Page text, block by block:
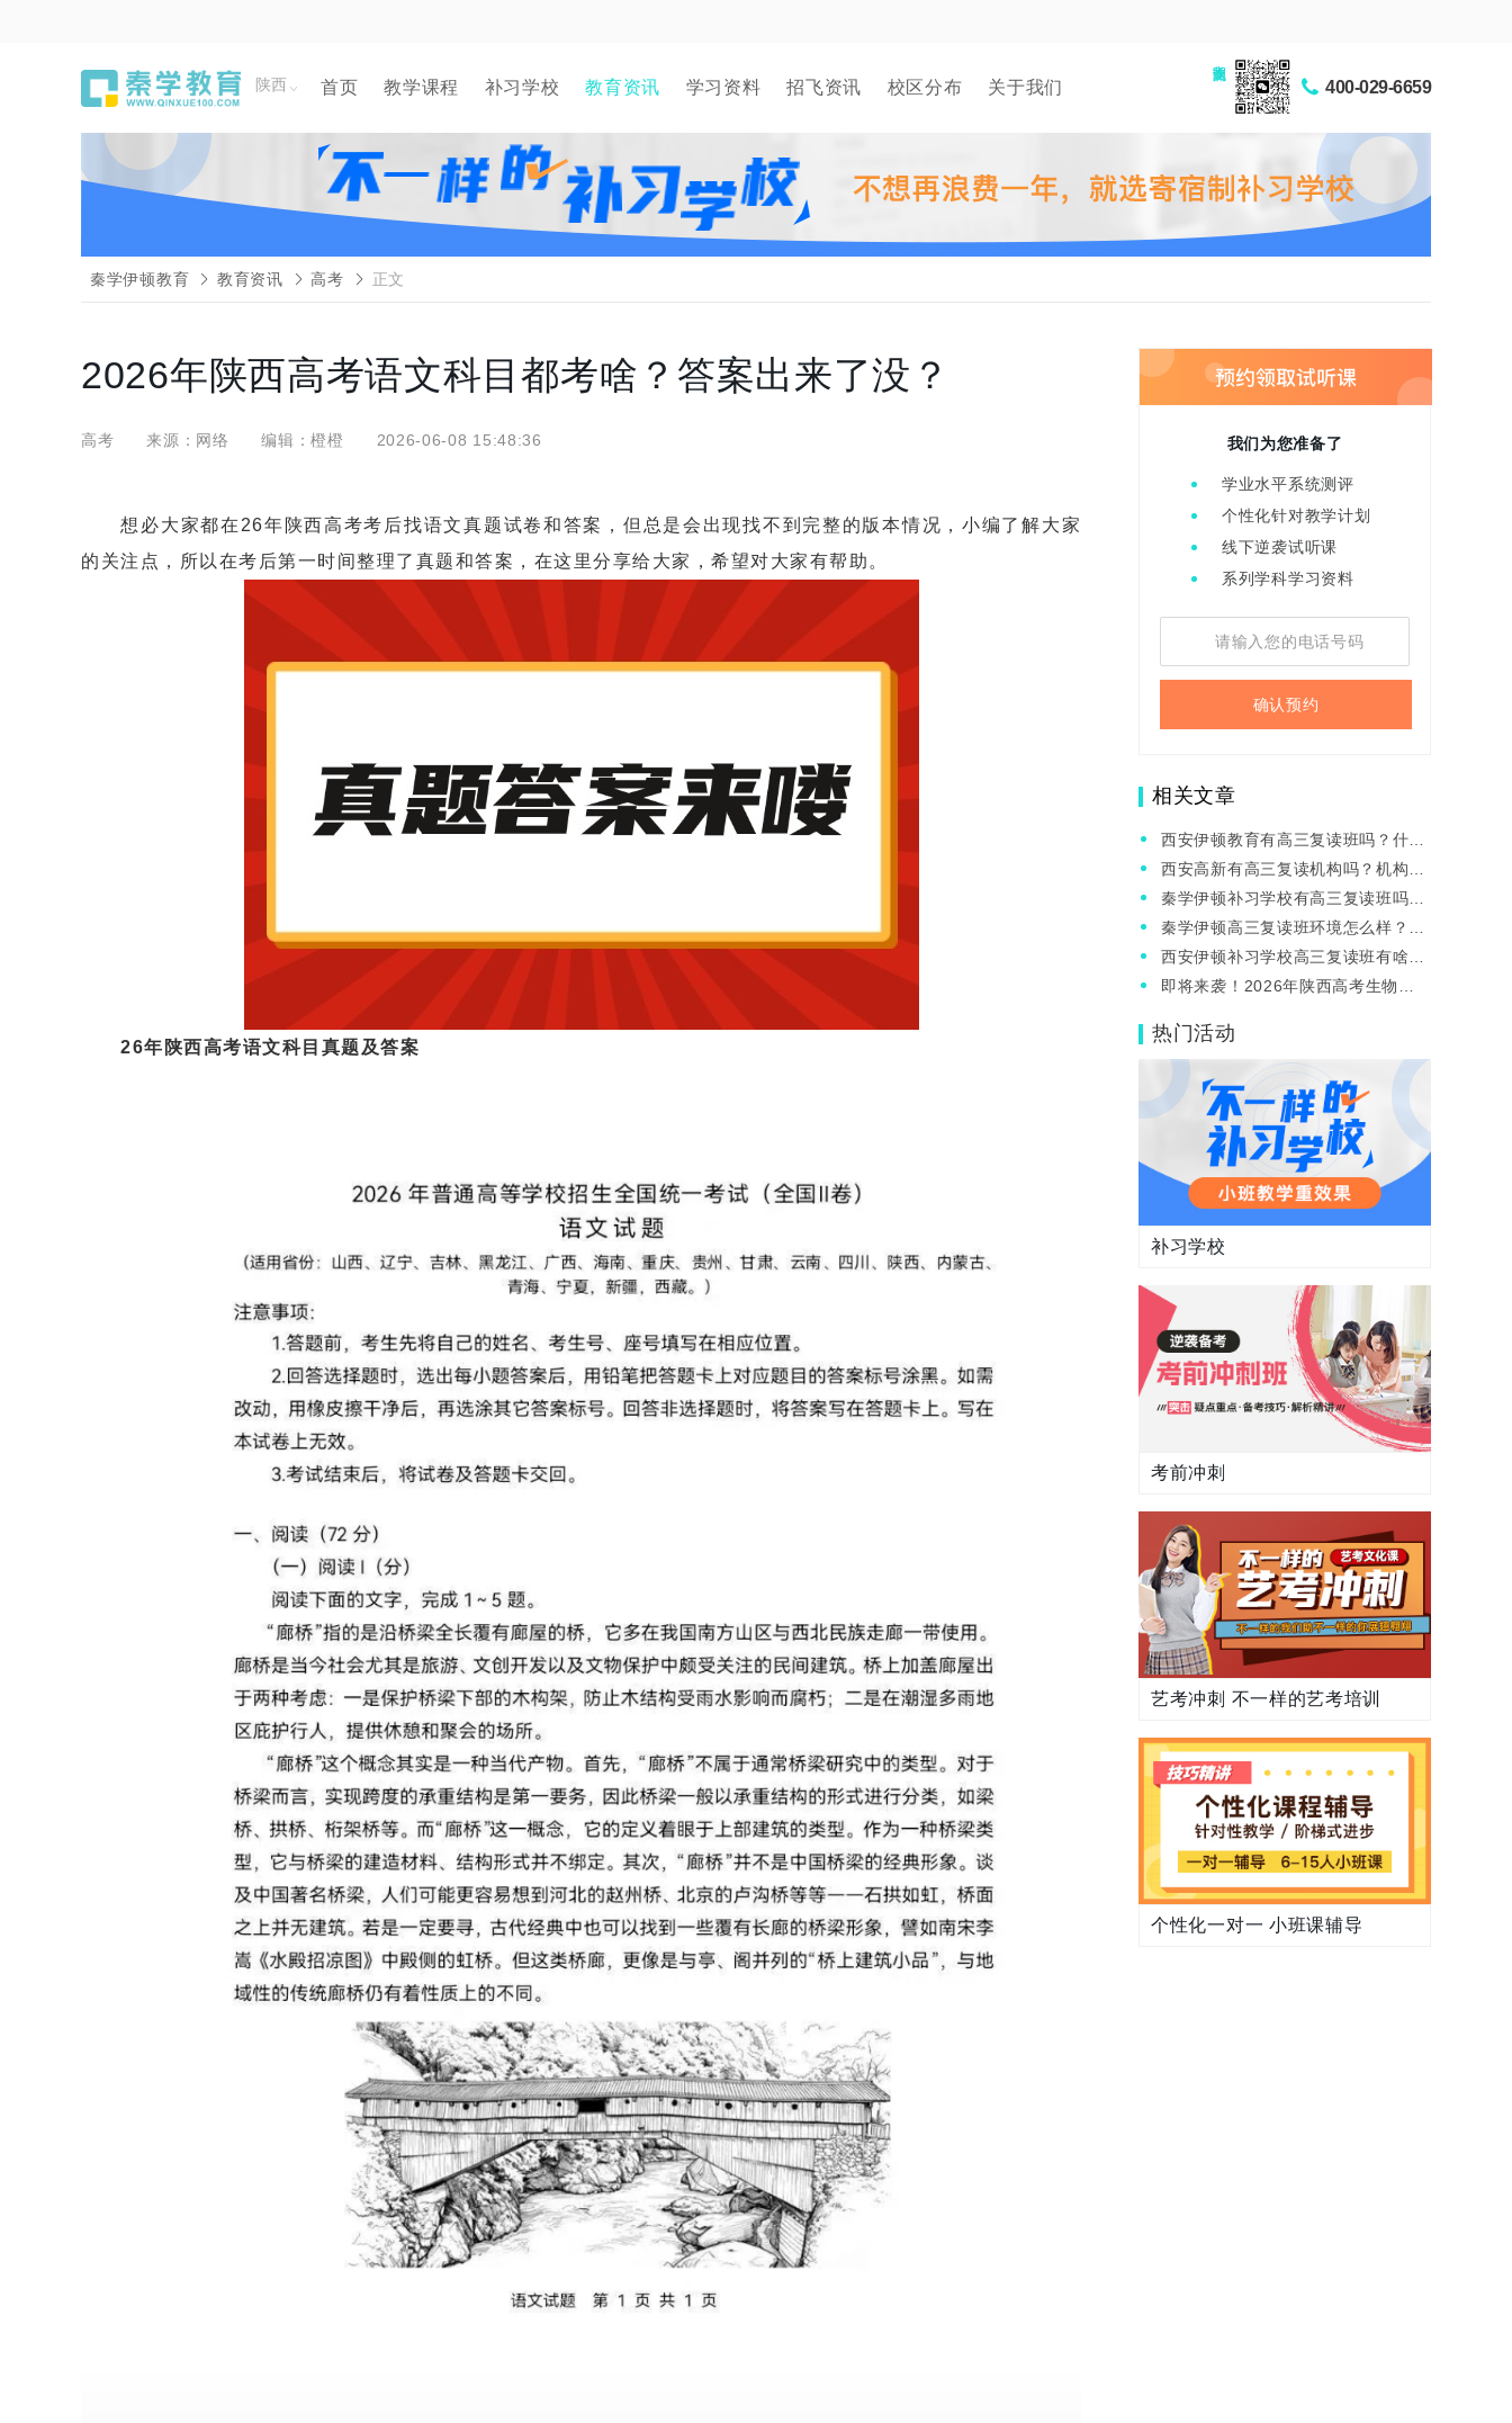
陕西 首页 教学课程 补习学校 教育资讯 学习资料 招飞资讯 校区分布 关于我们 400-029-6659
秦学伊顿教育 教育资讯 高考 正文
2026年陕西高考语文科目都考啥？答案出来了没？
高考 来源：网络 编辑：橙橙 2026-06-08 15:48:36
想必大家都在26年陕西高考考后找语文真题试卷和答案，但总是会出现找不到完整的版本情况，小编了解大家
的关注点，所以在考后第一时间整理了真题和答案，在这里分享给大家，希望对大家有帮助。
26年陕西高考语文科目真题及答案
我们为您准备了
学业水平系统测评
个性化针对教学计划
线下逆袭试听课
系列学科学习资料
确认预约
相关文章
西安伊顿教育有高三复读班吗？什么
样的学生适合复读？
西安高新有高三复读机构吗？机构位
置在哪里？
秦学伊顿补习学校有高三复读班吗？
是寄宿的吗？
秦学伊顿高三复读班环境怎么样？观
校要预约吗？
西安伊顿补习学校高三复读班有啥优
势？师资如何呢？
即将来袭！2026年陕西高考生物试
热门活动
补习学校
考前冲刺
艺考冲刺 不一样的艺考培训
个性化一对一 小班课辅导